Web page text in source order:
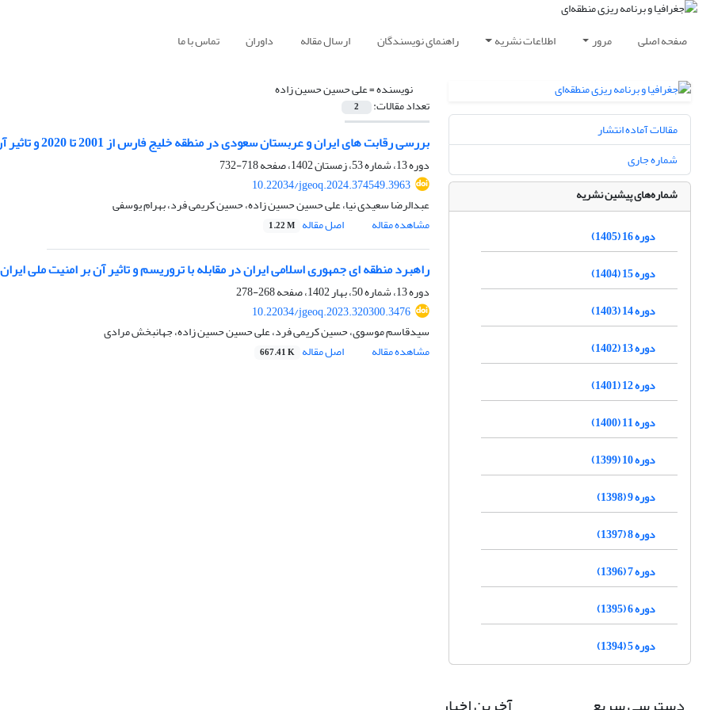
صفحه اصلی مرور اطلاعات نشریه راهنمای نویسندگان ارسال مقاله داوران تماس با ما
نویسنده =علی حسین حسین زاده
تعداد مقالات: 2
بررسی رقابت های ایران و عربستان سعودی در منطقه خلیج فارس از 2001 تا 2020 و تاثیر آن بر امنیت منطقه خلیج فارس
دوره 13، شماره 53، زمستان 1402، صفحه
718-732
10.22034/jgeoq.2024.374549.3963
عبدالرضا سعیدی نیا، علی حسین حسین زاده، حسین کریمی فرد، بهرام یوسفی
مشاهده مقاله
اصل مقاله 1.22 M
راهبرد منطقه ای جمهوری اسلامی ایران در مقابله با تروریسم و تاثیر آن بر امنیت ملی ایران (1979 -
دوره 13، شماره 50، بهار 1402، صفحه
268-278
10.22034/jgeoq.2023.320300.3476
سیدقاسم موسوی، حسین کریمی فرد، علی حسین حسین زاده، جهانبخش مرادی
مشاهده مقاله
اصل مقاله 667.41 K
مقالات آماده انتشار
شماره جاری
شماره‌های پیشین نشریه
دوره 16 (1405)
دوره 15 (1404)
دوره 14 (1403)
دوره 13 (1402)
دوره 12 (1401)
دوره 11 (1400)
دوره 10 (1399)
دوره 9 (1398)
دوره 8 (1397)
دوره 7 (1396)
دوره 6 (1395)
دوره 5 (1394)